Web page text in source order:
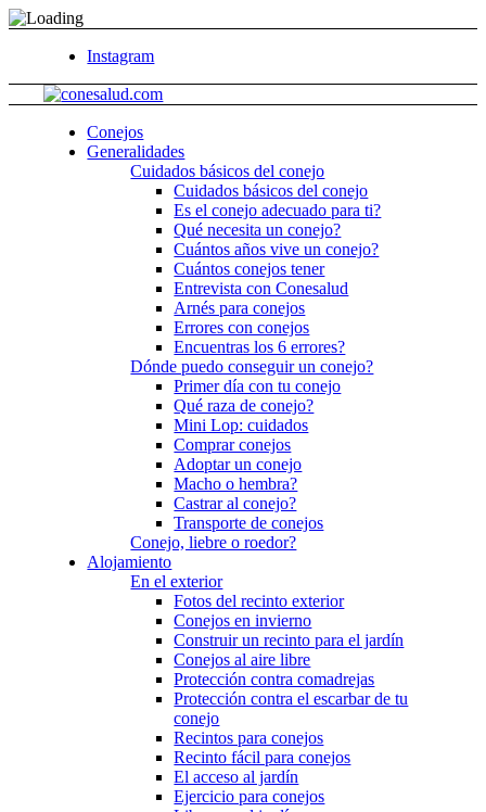
Instagram
Conejos
Generalidades
Cuidados básicos del conejo
Cuidados básicos del conejo
Es el conejo adecuado para ti?
Qué necesita un conejo?
Cuántos años vive un conejo?
Cuántos conejos tener
Entrevista con Conesalud
Arnés para conejos
Errores con conejos
Encuentras los 6 errores?
Dónde puedo conseguir un conejo?
Primer día con tu conejo
Qué raza de conejo?
Mini Lop: cuidados
Comprar conejos
Adoptar un conejo
Macho o hembra?
Castrar al conejo?
Transporte de conejos
Conejo, liebre o roedor?
Alojamiento
En el exterior
Fotos del recinto exterior
Conejos en invierno
Construir un recinto para el jardín
Conejos al aire libre
Protección contra comadrejas
Protección contra el escarbar de tu
conejo
Recintos para conejos
Recinto fácil para conejos
El acceso al jardín
Ejercicio para conejos